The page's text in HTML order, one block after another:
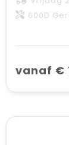
600D
vanaf €